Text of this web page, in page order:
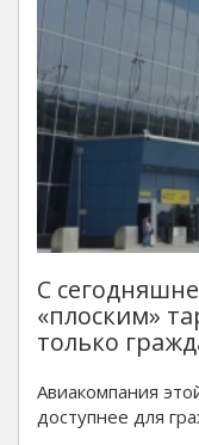
С
«плоским»
только
Авиакомпания
доступнее для